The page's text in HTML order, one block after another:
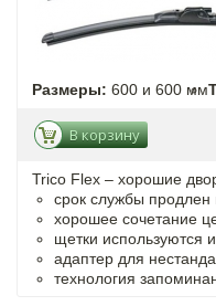
Размеры: 600 и 600 мм
В корзину
Trico Flex – хорошие
срок службы продлен
хорошее сочетание
щетки используются
адаптер для
технология